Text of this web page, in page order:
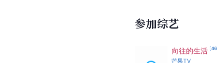
参加综艺
向往的生活 [46
芒果TV